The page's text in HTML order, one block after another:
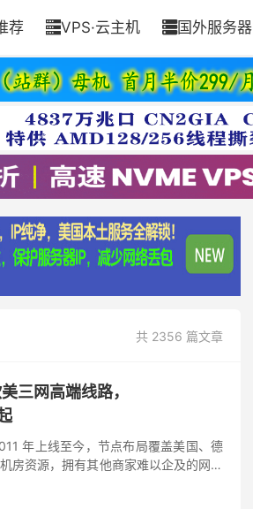
荐 VPS·云主机 国外服务器
共 2356 篇文章
三网高端线路，
年上线至今，节点布局覆盖美国、德
房资源，拥有其他商家难以企及的网络